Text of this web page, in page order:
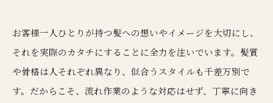
お客様一人ひとりが持つ髪への想いやイメージを大切にし、
それを実際のカタチにすることに全力を注いでいます。髪質
や骨格は人それぞれ異なり、似合うスタイルも千差万別で
す。だからこそ、流れ作業のような対応はせず、丁寧に向き